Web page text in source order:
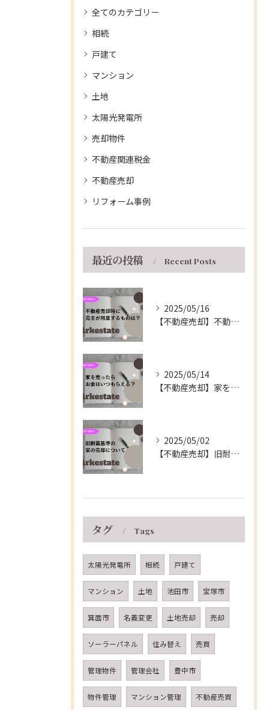
全てのカテゴリー
相続
戸建て
マンション
土地
太陽光発電所
売却物件
不動産関連税金
不動産売却
リフォーム事例
最近の投稿 Recent Posts
2025/05/16
【不動産売却】不動産の売買契約時に売主が用意するもの～伊丹市の不動産会社～
2025/05/14
【不動産売却】家を売ったらお金はいつもらえる？～伊丹市の不動産会社～
2025/05/02
【不動産売却】旧耐震基準の家の売却について～伊丹市の不動産会社～
タグ Tags
太陽光発電所 相続 戸建て
マンション 土地 池田市 宝塚市
箕面市 名義変更 土地売却 売却
ソーラーパネル 住み替え 売買
管理物件 管理会社 豊中市
物件管理 マンション管理 不動産売買